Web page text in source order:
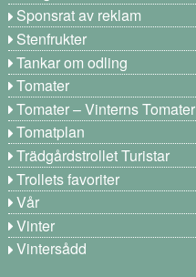
Sponsrat av reklam
Stenfrukter
Tankar om odling
Tomater
Tomater – Vinterns Tomater
Tomatplan
Trädgårdstrollet Turistar
Trollets favoriter
Vår
Vinter
Vintersådd